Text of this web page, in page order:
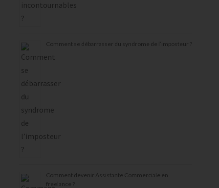
Comment se débarrasser du syndrome de l’imposteur ?
Comment devenir Assistante Commerciale en
freelance ?